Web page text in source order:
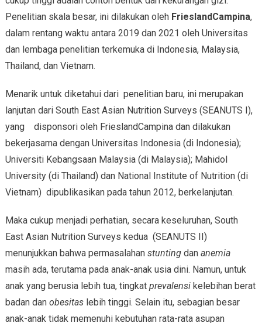
Penelitian skala besar, ini dilakukan oleh FrieslandCampina,
dalam rentang waktu antara 2019 dan 2021 oleh Universitas
dan lembaga penelitian terkemuka di Indonesia, Malaysia,
Thailand, dan Vietnam.
Menarik untuk diketahui dari penelitian baru, ini merupakan
lanjutan dari South East Asian Nutrition Surveys (SEANUTS I),
yang disponsori oleh FrieslandCampina dan dilakukan
bekerjasama dengan Universitas Indonesia (di Indonesia);
Universiti Kebangsaan Malaysia (di Malaysia); Mahidol
University (di Thailand) dan National Institute of Nutrition (di
Vietnam) dipublikasikan pada tahun 2012, berkelanjutan.
Maka cukup menjadi perhatian, secara keseluruhan, South
East Asian Nutrition Surveys kedua (SEANUTS II)
menunjukkan bahwa permasalahan stuntingdan anemia
masih ada, terutama pada anak-anak usia dini. Namun, untuk
anak yang berusia lebih tua, tingkat prevalensikelebihan berat
badan dan obesitaslebih tinggi. Selain itu, sebagian besar
anak-anak tidak memenuhi kebutuhan rata-rata asupan